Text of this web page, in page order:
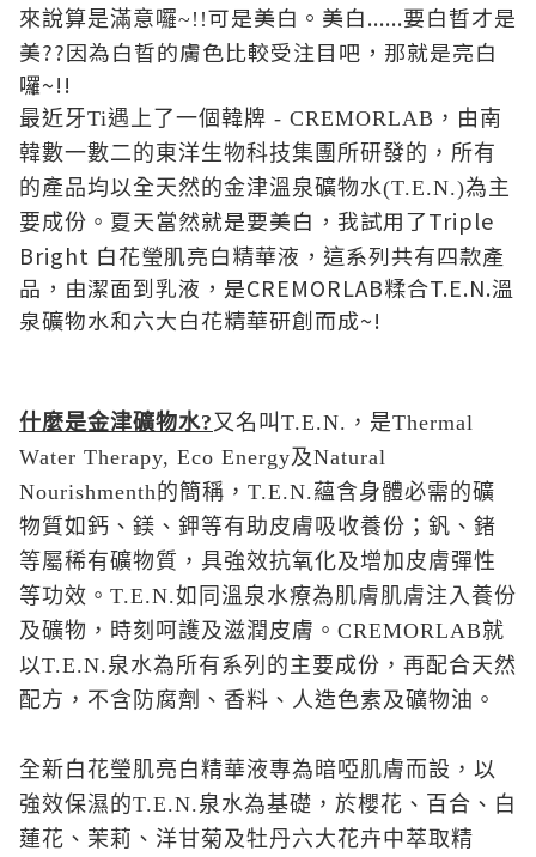
來說算是滿意囉~!!可是美白。美白......要白晢才是
美??因為白晢的膚色比較受注目吧，那就是亮白
囉~!!
最近牙Ti遇上了一個韓牌 - CREMORLAB，由南
韓數一數二的東洋生物科技集團所研發的，所有
的產品均以全天然的金津溫泉礦物水(T.E.N.)為主
要成份。 夏天當然就是要美白，我試用了Triple
Bright 白花瑩肌亮白精華液，這系列共有四款產
品，由潔面到乳液，是CREMORLAB糅合T.E.N.溫
泉礦物水和六大白花精華研創而成~!
什麼是金津礦物水? 又名叫T.E.N.，是Thermal
Water Therapy, Eco Energy及Natural
Nourishmenth的簡稱，T.E.N.蘊含身體必需的礦
物質如鈣、鎂、鉀等有助皮膚吸收養份；釩、鍺
等屬稀有礦物質，具強效抗氧化及增加皮膚彈性
等功效。T.E.N.如同溫泉水療為肌膚肌膚注入養份
及礦物，時刻呵護及滋潤皮膚。CREMORLAB就
以T.E.N.泉水為所有系列的主要成份，再配合天然
配方，不含防腐劑、香料、人造色素及礦物油。
全新白花瑩肌亮白精華液專為暗啞肌膚而設，以
強效保濕的T.E.N.泉水為基礎，於櫻花、百合、白
蓮花、茉莉、洋甘菊及牡丹六大花卉中萃取精